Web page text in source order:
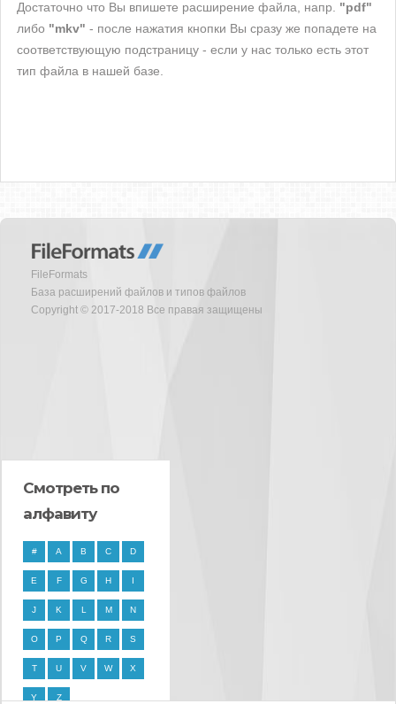
Достаточно что Вы впишете расширение файла, напр. "pdf"
либо "mkv" - после нажатия кнопки Вы сразу же попадете на
соответствующую подстраницу - если у нас только есть этот
тип файла в нашей базе.
FileFormats
База расширений файлов и типов файлов
Copyright © 2017-2018 Все правая защищены
Смотреть по
алфавиту
# A B C D
E F G H I
J K L M N
O P Q R S
T U V W X
Y Z